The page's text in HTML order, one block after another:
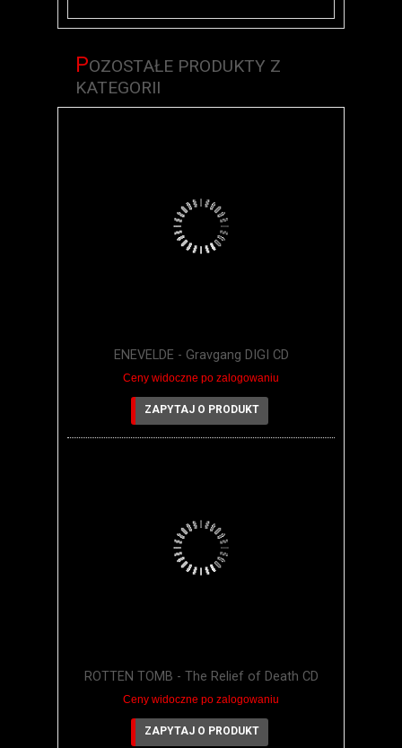
POZOSTAŁE PRODUKTY Z
KATEGORII
ENEVELDE - Gravgang DIGI CD
Ceny widoczne po zalogowaniu
ZAPYTAJ O PRODUKT
ROTTEN TOMB - The Relief of Death CD
Ceny widoczne po zalogowaniu
ZAPYTAJ O PRODUKT